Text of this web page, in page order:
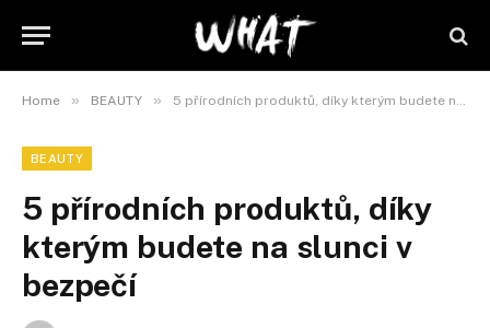
Home » BEAUTY » 5 přírodních produktů, díky kterým budete na slunci v bezpečí
BEAUTY
5 přírodních produktů, díky
kterým budete na slunci v
bezpečí